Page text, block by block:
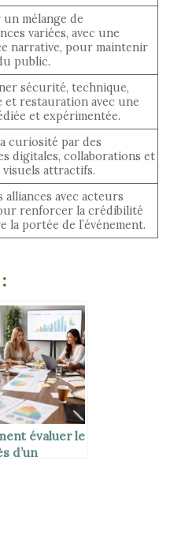
mélange de
variées, avec une
narrative, pour maintenir
public.
sécurité, technique,
et restauration avec une
et expérimentée.
curiosité par des
digitales, collaborations et
attractifs.
alliances avec acteurs
renforcer la crédibilité
la portée de l’événement.
évaluer le
d’un